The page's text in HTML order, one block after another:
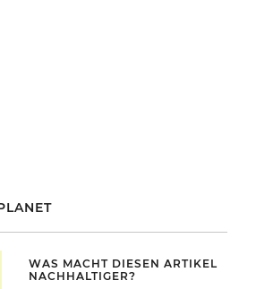
WAS MACHT DIESEN ARTIKEL
NACHHALTIGER?